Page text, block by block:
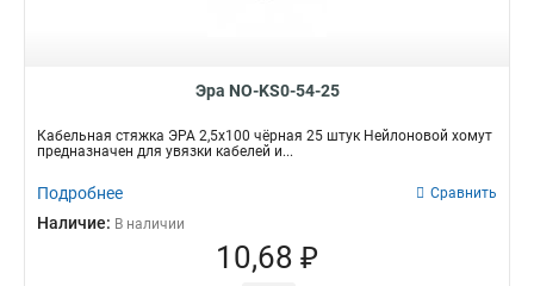
Эра NO-KS0-54-25
Кабельная стяжка ЭРА 2,5х100 чёрная 25 штук Нейлоновой хомут
предназначен для увязки кабелей и...
Подробнее Сравнить
Наличие: В наличии
10,68 ₽